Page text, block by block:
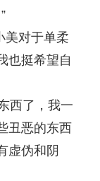
美对于单柔
也挺希望自
西了，我一
丑恶的东西
虚伪和阴